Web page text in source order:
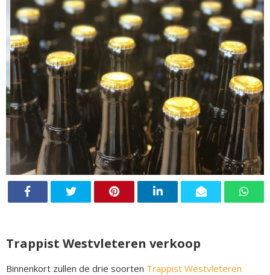
Trappist Westvleteren verkoop
Binnenkort zullen de drie soorten Trappist Westvleteren